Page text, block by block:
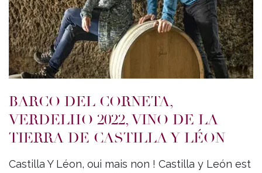
BARCO DEL CORNETA,
VERDELHO 2022, VINO DE LA
TIERRA DE CASTILLA Y LÉON
Castilla Y Léon, oui mais non ! Castilla y León est